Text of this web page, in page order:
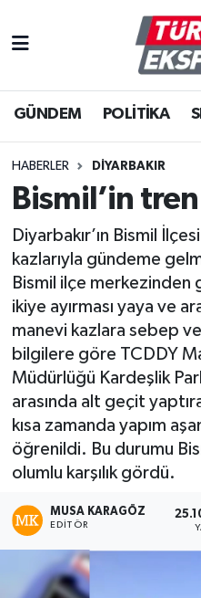
GÜNDEM POLİTİKA
HABERLER DIYARBAKIR
Bismil’in
Diyarbakır’ın Bismil
kazlarıyla gündeme
Bismil ilçe
ikiye ayırması yaya ve
manevi kazlara sebep
bilgilere göre TCDDY
Müdürlüğü Kardeşlik
arasında alt geçit
kısa zamanda yapım
öğrenildi. Bu durumu
olumlu karşılık gördü.
MUSA KARAGÖZ
EDITÖR
İstanbul Nöbetçi
İstanbul Hava
İstanbul Namaz
İstanbul Trafik
Süper Lig Puan
Tüm Manşetler
Son Dakika Haberleri
Haber Arşivi